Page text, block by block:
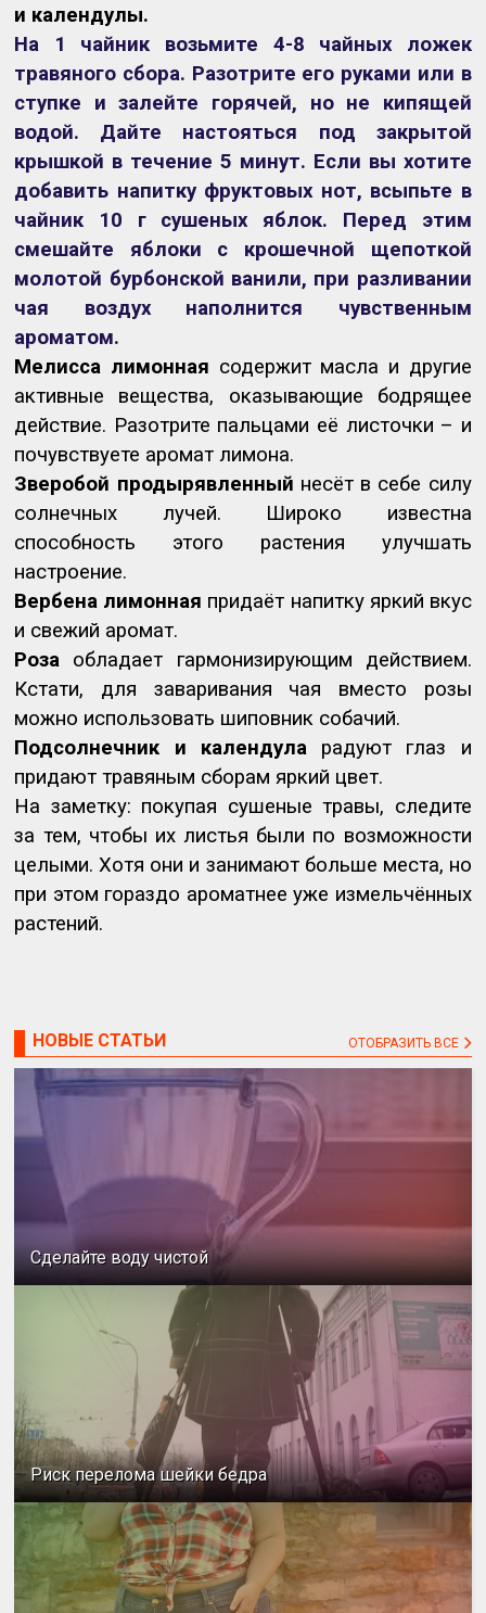
и календулы.
На 1 чайник возьмите 4-8 чайных ложек
травяного сбора. Разотрите его руками или в
ступке и залейте горячей, но не кипящей
водой. Дайте настояться под закрытой
крышкой в течение 5 минут. Если вы хотите
добавить напитку фруктовых нот, всыпьте в
чайник 10 г сушеных яблок. Перед этим
смешайте яблоки с крошечной щепоткой
молотой бурбонской ванили, при разливании
чая воздух наполнится чувственным
ароматом.
Мелисса лимонная содержит масла и другие
активные вещества, оказывающие бодрящее
действие. Разотрите пальцами её листочки – и
почувствуете аромат лимона.
Зверобой продырявленный несёт в себе силу
солнечных лучей. Широко известна
способность этого растения улучшать
настроение.
Вербена лимонная придаёт напитку яркий вкус
и свежий аромат.
Роза обладает гармонизирующим действием.
Кстати, для заваривания чая вместо розы
можно использовать шиповник собачий.
Подсолнечник и календула радуют глаз и
придают травяным сборам яркий цвет.
На заметку: покупая сушеные травы, следите
за тем, чтобы их листья были по возможности
целыми. Хотя они и занимают больше места, но
при этом гораздо ароматнее уже измельчённых
растений.
НОВЫЕ СТАТЬИ ОТОБРАЗИТЬ ВСЕ
Сделайте воду чистой
Риск перелома шейки бедра